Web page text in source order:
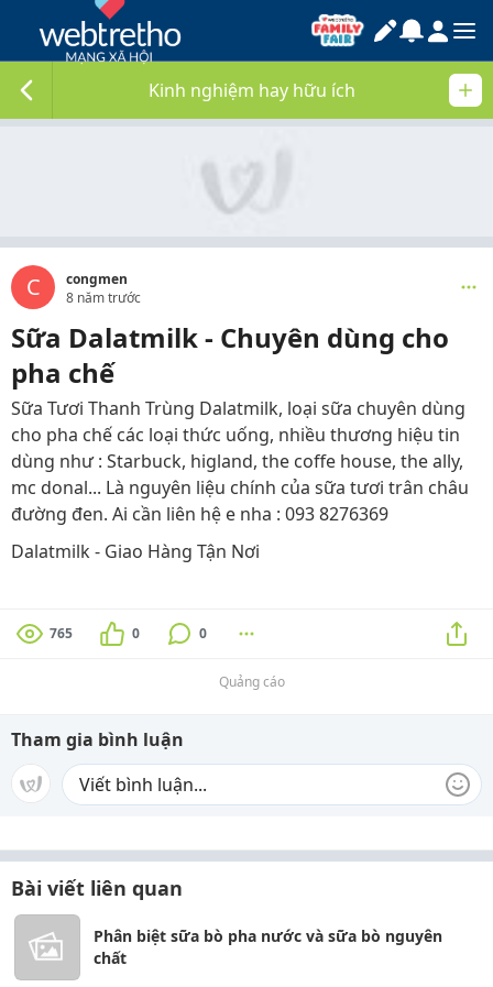
Kinh nghiệm hay hữu ích
C
congmen
8 năm trước
Sữa Dalatmilk - Chuyên dùng cho
pha chế
Sữa Tươi Thanh Trùng Dalatmilk, loại sữa chuyên dùng
cho pha chế các loại thức uống, nhiều thương hiệu tin
dùng như : Starbuck, higland, the coffe house, the ally,
mc donal... Là nguyên liệu chính của sữa tươi trân châu
đường đen. Ai cần liên hệ e nha : ‭093 8276369‬
Dalatmilk - Giao Hàng Tận Nơi
765 0 0
Quảng cáo
Tham gia bình luận
Bài viết liên quan
Phân biệt sữa bò pha nước và sữa bò nguyên
chất